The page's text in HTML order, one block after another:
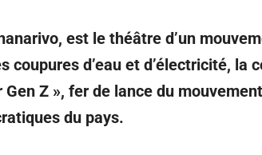
est le théâtre d’un
d’eau et d’électricité, la
Z », fer de lance du
du pays.